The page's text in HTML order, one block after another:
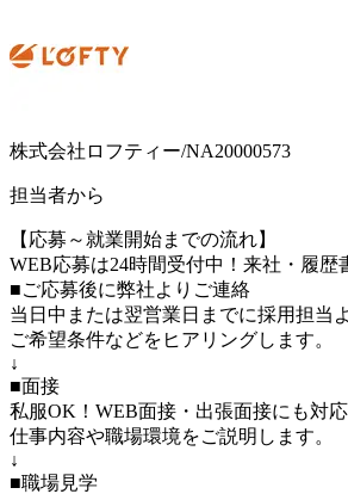
株式会社ロフティー/NA20000573
担当者から
【応募～就業開始までの流れ】
WEB応募は24時間受付中！来社・履
■ご応募後に弊社よりご連絡
当日中または翌営業日までに採用担当
ご希望条件などをヒアリングします。
↓
■面接
私服OK！WEB面接・出張面接にも対応
仕事内容や職場環境をご説明します。
↓
■職場見学